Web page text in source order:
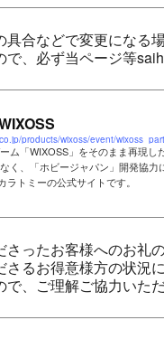
合などで変更になる
、必ず当ページ等
products/wixoss/event/
ム「WIXOSS」をそのまま再現し
く、「ホビージャパン」開発協力
ラトミーの公式サイトです。
ったお客様へのお礼
るお得意様方の状況
、ご理解ご協力いた